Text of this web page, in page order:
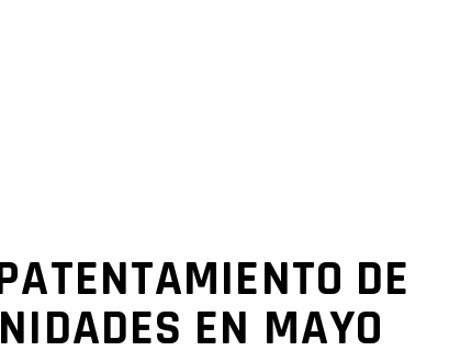
DE
EN MAYO